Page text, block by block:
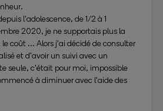
l'adolescence, de 1/2 à 1
2020, je ne supportais plus la
coût ... Alors j'ai décidé de consulter
et d'avoir un suivi avec un
seule, c'était pour moi, impossible
à diminuer avec l'aide des
douceur, contrairement à ce que je
de 4 mois, j'ai arrêté de coller les